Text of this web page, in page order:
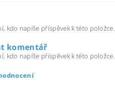
kdo napíše příspěvek k této položce.
komentář
kdo napíše příspěvek k této položce.